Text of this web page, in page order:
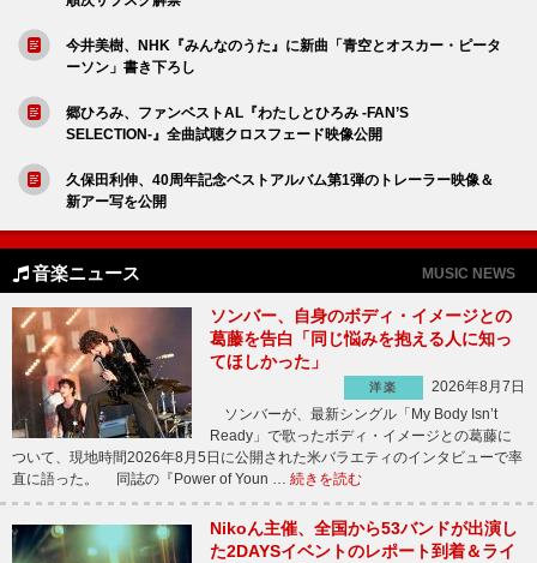
今井美樹、NHK『みんなのうた』に新曲「青空とオスカー・ピータ
ーソン」書き下ろし
郷ひろみ、ファンベストAL『わたしとひろみ -FAN’S
SELECTION-』全曲試聴クロスフェード映像公開
久保田利伸、40周年記念ベストアルバム第1弾のトレーラー映像＆
新アー写を公開
音楽ニュース MUSIC NEWS
ソンバー、自身のボディ・イメージとの
葛藤を告白「同じ悩みを抱える人に知っ
てほしかった」
洋楽
2026年8月7日
ソンバーが、最新シングル「My Body Isn’t
Ready」で歌ったボディ・イメージとの葛藤に
ついて、現地時間2026年8月5日に公開された米バラエティのインタビューで率
直に語った。 同誌の『Power of Youn … 続きを読む
Nikoん主催、全国から53バンドが出演し
た2DAYSイベントのレポート到着＆ライ